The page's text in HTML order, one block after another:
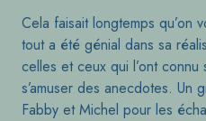
Cela faisait longtemps qu’on
tout a été génial dans sa
celles et ceux qui l’ont
s’amuser des anecdotes. Un
Fabby et Michel pour les